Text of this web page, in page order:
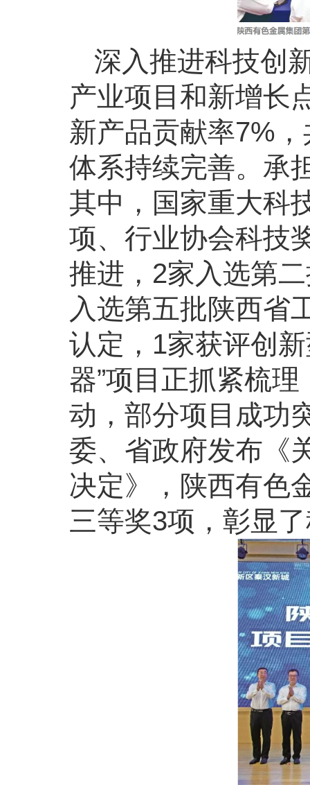
深入推进科技创
产业项目和新增长
新产品贡献率7%
体系持续完善。承
其中，国家重大科
项、行业协会科技
推进，2家入选第
入选第五批陕西省
认定，1家获评创
器”项目正抓紧梳
动，部分项目成功
委、省政府发布《
决定》，陕西有色
三等奖3项，彰显